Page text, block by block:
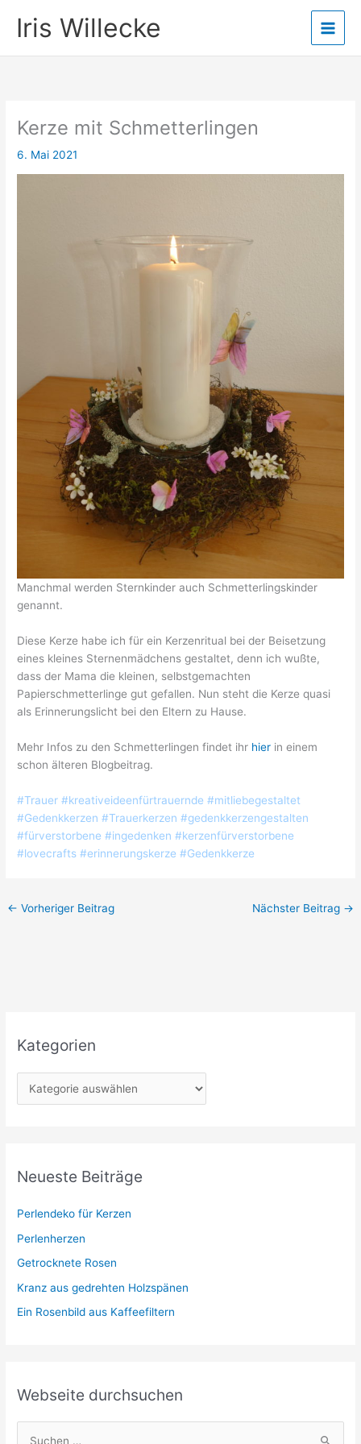
InhaltIris Willecke
Kerze mit Schmetterlingen
6. Mai 2021
Manchmal werden Sternkinder auch Schmetterlingskinder
genannt.
Diese Kerze habe ich für ein Kerzenritual bei der Beisetzung
eines kleines Sternenmädchens gestaltet, denn ich wußte,
dass der Mama die kleinen, selbstgemachten
Papierschmetterlinge gut gefallen. Nun steht die Kerze quasi
als Erinnerungslicht bei den Eltern zu Hause.
Mehr Infos zu den Schmetterlingen findet ihr hier in einem
schon älteren Blogbeitrag.
#Trauer #kreativeideenfürtrauernde #mitliebegestaltet
#Gedenkkerzen #Trauerkerzen #gedenkkerzengestalten
#fürverstorbene #ingedenken #kerzenfürverstorbene
#lovecrafts #erinnerungskerze #Gedenkkerze
← Vorheriger Beitrag Nächster Beitrag →
Kategorien
a
g
r
i
e
Neueste Beiträge
Perlendeko für Kerzen
Perlenherzen
Getrocknete Rosen
Kranz aus gedrehten Holzspänen
Ein Rosenbild aus Kaffeefiltern
Webseite durchsuchen